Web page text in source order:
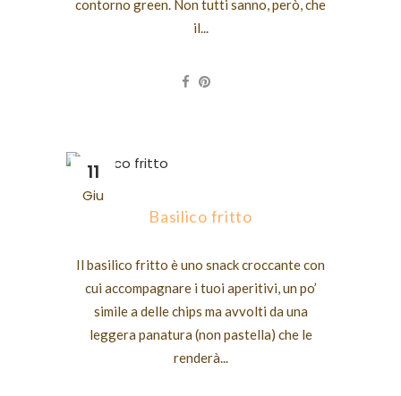
contorno green. Non tutti sanno, però, che
il...
11
Giu
Basilico fritto
Il basilico fritto è uno snack croccante con
cui accompagnare i tuoi aperitivi, un po’
simile a delle chips ma avvolti da una
leggera panatura (non pastella) che le
renderà...